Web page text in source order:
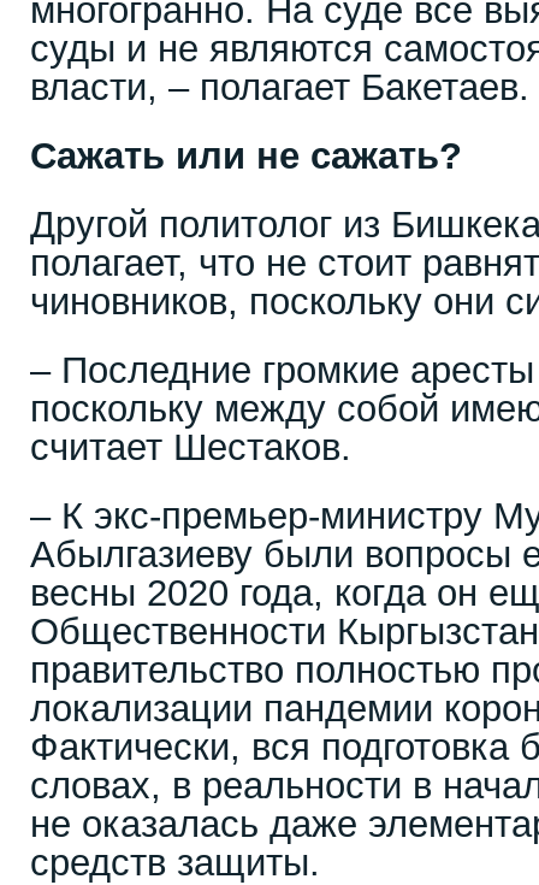
многогранно. На суде все
суды и не являются
власти, – полагает Бакетаев.
Сажать или не сажать?
Другой политолог из
полагает, что не стоит
чиновников, поскольку они
– Последние громкие
поскольку между собой
считает Шестаков.
– К экс-премьер-министру
Абылгазиеву были вопросы
весны 2020 года, когда он
Общественности
правительство полностью
локализации пандемии
Фактически, вся подготовка
словах, в реальности в
не оказалась даже
средств защиты.